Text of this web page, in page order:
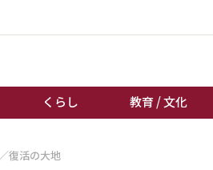
くらし 教育 / 文化
復活の大地